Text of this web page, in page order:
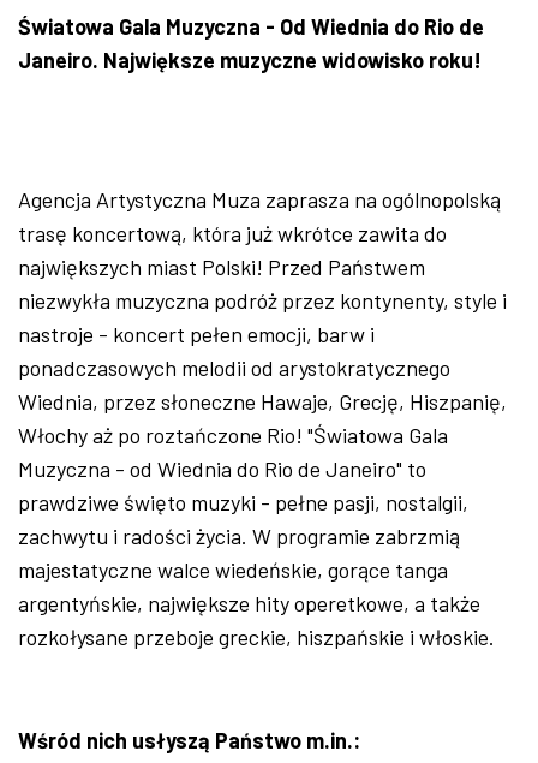
Światowa Gala Muzyczna - Od Wiednia do Rio de
Janeiro. Największe muzyczne widowisko roku!
Agencja Artystyczna Muza zaprasza na ogólnopolską
trasę koncertową, która już wkrótce zawita do
największych miast Polski! Przed Państwem
niezwykła muzyczna podróż przez kontynenty, style i
nastroje - koncert pełen emocji, barw i
ponadczasowych melodii od arystokratycznego
Wiednia, przez słoneczne Hawaje, Grecję, Hiszpanię,
Włochy aż po roztańczone Rio! "Światowa Gala
Muzyczna - od Wiednia do Rio de Janeiro" to
prawdziwe święto muzyki - pełne pasji, nostalgii,
zachwytu i radości życia. W programie zabrzmią
majestatyczne walce wiedeńskie, gorące tanga
argentyńskie, największe hity operetkowe, a także
rozkołysane przeboje greckie, hiszpańskie i włoskie.
Wśród nich usłyszą Państwo m.in.: